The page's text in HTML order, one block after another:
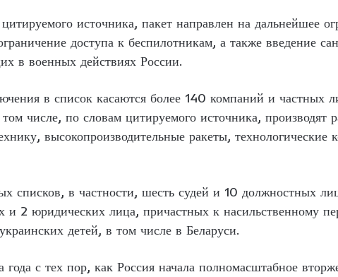
источника, пакет направлен на дальнейшее
доступа к беспилотникам, а также введение
в военных действиях России.
в список касаются более 140 компаний и частных
числе, по словам цитируемого источника,
высокопроизводительные ракеты,
списков, в частности, шесть судей и 10 должностных
и 2 юридических лица, причастных к насильственному
детей, в том числе в Беларуси.
года с тех пор, как Россия начала полномасштабное